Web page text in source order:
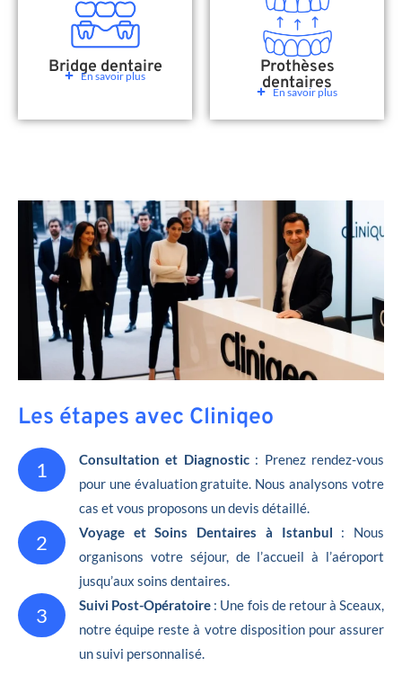
Bridge dentaire
En savoir plus Prothèses
dentaires
En savoir plus
Les étapes avec Cliniqeo
1 Consultation et Diagnostic: Prenez rendez-vous
pour une évaluation gratuite. Nous analysons votre
cas et vous proposons un devis détaillé.
2 Voyage et Soins Dentaires à Istanbul : Nous
organisons votre séjour, de l’accueil à l’aéroport
jusqu’aux soins dentaires.
3 Suivi Post-Opératoire : Une fois de retour à Sceaux,
notre équipe reste à votre disposition pour assurer
un suivi personnalisé.